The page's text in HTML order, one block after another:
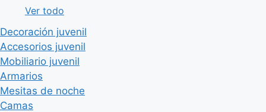
Ver todo
Decoración juvenil
Accesorios juvenil
Mobiliario juvenil
Armarios
Mesitas de noche
Camas